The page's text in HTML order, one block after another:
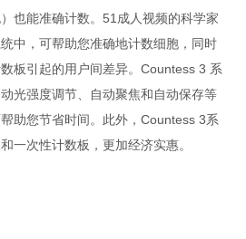
能准确计数。51成人视频的科学家
，可帮助您准确地计数细胞，同时
引起的用户间差异。Countess 3 系
光强度调节、自动聚焦和自动保存等
助您节省时间。此外，Countess 3系
次性计数板，更加经济实惠。